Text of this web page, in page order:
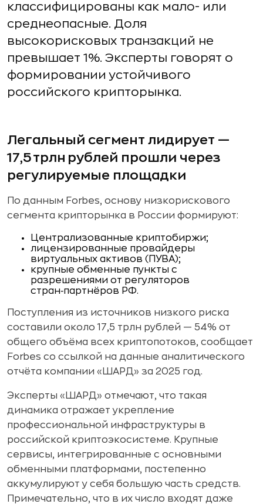
классифицированы как мало- или
среднеопасные. Доля
высокорисковых транзакций не
превышает 1%. Эксперты говорят о
формировании устойчивого
российского крипторынка.
Легальный сегмент лидирует —
17,5 трлн рублей прошли через
регулируемые площадки
По данным Forbes, основу низкорискового
сегмента крипторынка в России формируют:
Централизованные криптобиржи;
лицензированные провайдеры
виртуальных активов (ПУВА);
крупные обменные пункты с
разрешениями от регуляторов
стран‑партнёров РФ.
Поступления из источников низкого риска
составили около 17,5 трлн рублей — 54% от
общего объёма всех криптопотоков, сообщает
Forbes со ссылкой на данные аналитического
отчёта компании «ШАРД» за 2025 год.
Эксперты «ШАРД» отмечают, что такая
динамика отражает укрепление
профессиональной инфраструктуры в
российской криптоэкосистеме. Крупные
сервисы, интегрированные с основными
обменными платформами, постепенно
аккумулируют у себя большую часть средств.
Примечательно, что в их число входят даже